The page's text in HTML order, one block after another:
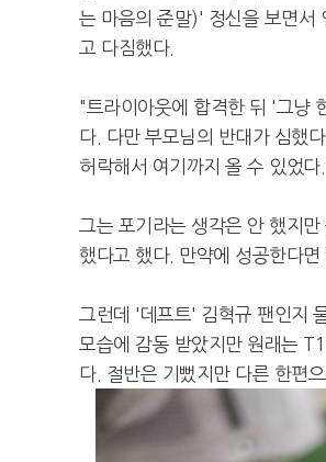
는 마음의 준말)' 정신을 보면서
고 다짐했다.
"트라이아웃에 합격한 뒤 '그냥
다. 다만 부모님의 반대가 심했
허락해서 여기까지 올 수 있었다
그는 포기라는 생각은 안 했지
했다고 했다. 만약에 성공한다
그런데 '데프트' 김혁규 팬인지
모습에 감동 받았지만 원래는
다. 절반은 기뻤지만 다른 한편